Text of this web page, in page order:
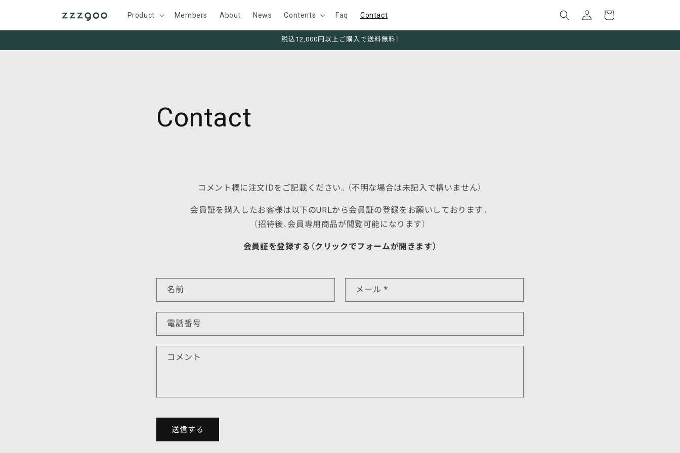
Product Members About News Contents Faq Contact
イ
物
税込12,000円以上ご購入で送料無料！
Contact
コメント欄に注文IDをご記載ください。（不明な場合は未記入で構いません）
会員証を購入したお客様は以下のURLから会員証の登録をお願いしております。
（招待後、会員専用商品が閲覧可能になります）
会員証を登録する（クリックでフォームが開きます）
お
問
い
合
わ
せ
ォ
名前 メール *
電話番号
コメント
送信する